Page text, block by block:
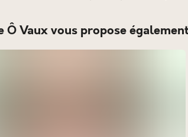
Ô Vaux vous propose